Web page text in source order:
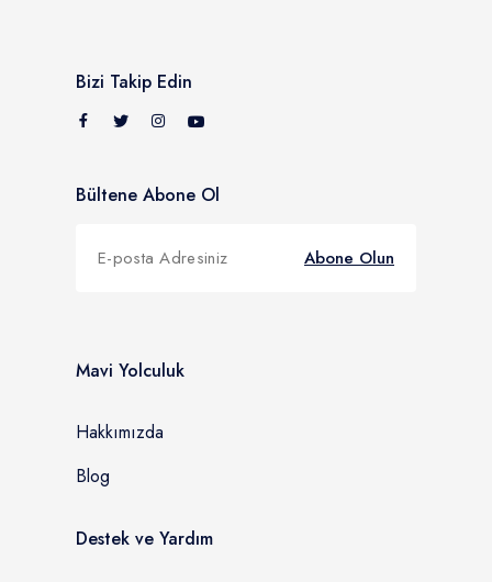
Bizi Takip Edin
Bültene Abone Ol
Abone Olun
Mavi Yolculuk
Hakkımızda
Blog
Destek ve Yardım